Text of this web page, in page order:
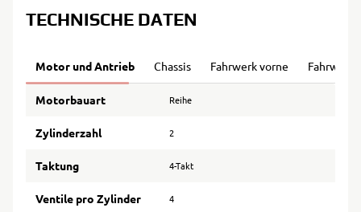
TECHNISCHE DATEN
Motor und Antrieb Chassis Fahrwerk vorne Fahrwerk
Motorbauart Reihe
Zylinderzahl 2
Taktung 4-Takt
Ventile pro Zylinder 4